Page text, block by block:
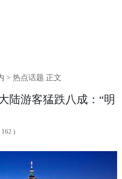
> 热点话题 正文
陆游客猛跌八成：“明
162 )